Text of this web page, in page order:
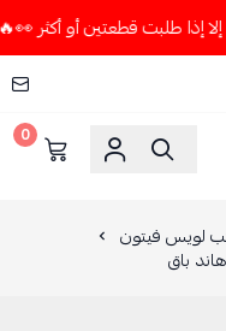
0
لويس فيتون
باق